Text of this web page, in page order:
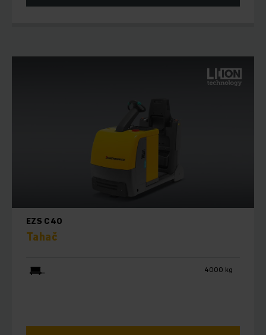
EZS C40
Tahač
4000 kg